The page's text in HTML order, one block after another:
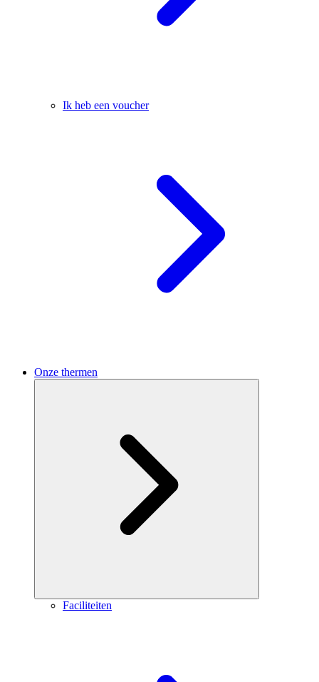
Ik heb een voucher
Onze thermen
Faciliteiten